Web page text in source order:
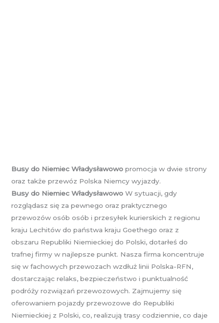
Busy do Niemiec Władysławowo promocja w dwie strony
oraz także przewóz Polska Niemcy wyjazdy.
Busy do Niemiec Władysławowo W sytuacji, gdy
rozglądasz się za pewnego oraz praktycznego
przewozów osób osób i przesyłek kurierskich z regionu
kraju Lechitów do państwa kraju Goethego oraz z
obszaru Republiki Niemieckiej do Polski, dotarłeś do
trafnej firmy w najlepsze punkt. Nasza firma koncentruje
się w fachowych przewozach wzdłuż linii Polska-RFN,
dostarczając relaks, bezpieczeństwo i punktualność
podróży rozwiązań przewozowych. Zajmujemy się
oferowaniem pojazdy przewozowe do Republiki
Niemieckiej z Polski, co, realizują trasy codziennie, co daje